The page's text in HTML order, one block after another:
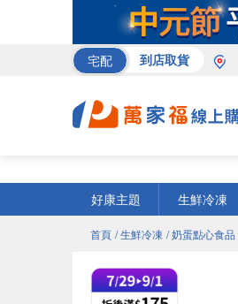
宅配 到店取貨
好康主題
生鮮冷凍
首頁 / 生鮮冷凍 / 奶蛋點心食品